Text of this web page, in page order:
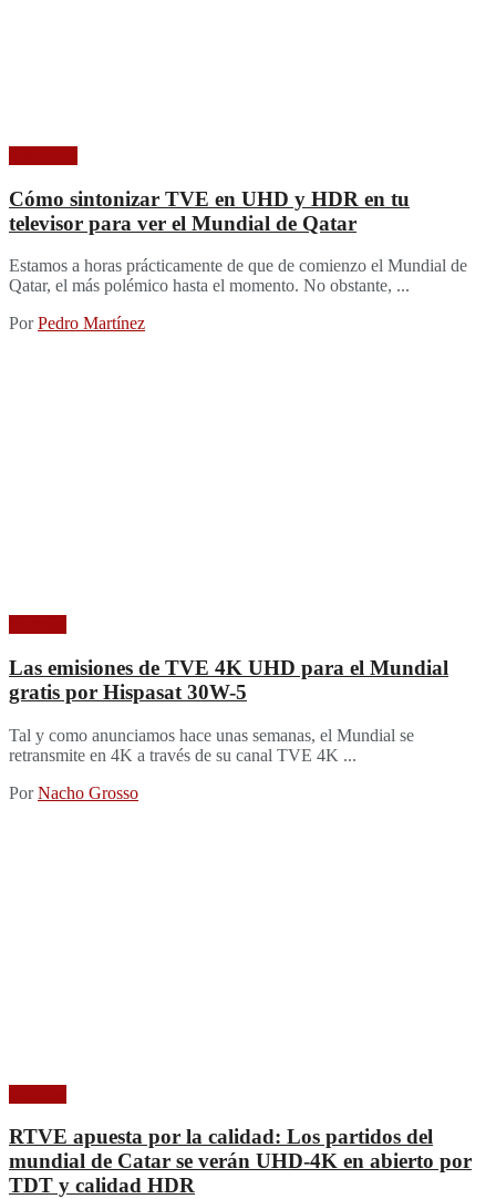
Cómo sintonizar TVE en UHD y HDR en tu
televisor para ver el Mundial de Qatar
Estamos a horas prácticamente de que de comienzo el Mundial de
Qatar, el más polémico hasta el momento. No obstante, ...
Por Pedro Martínez
Las emisiones de TVE 4K UHD para el Mundial
gratis por Hispasat 30W-5
Tal y como anunciamos hace unas semanas, el Mundial se
retransmite en 4K a través de su canal TVE 4K ...
Por Nacho Grosso
RTVE apuesta por la calidad: Los partidos del
mundial de Catar se verán UHD-4K en abierto por
TDT y calidad HDR